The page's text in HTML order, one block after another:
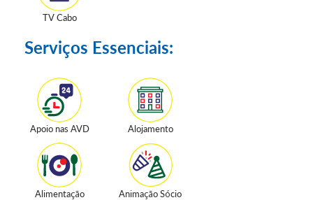
TV Cabo
Serviços Essenciais:
Apoio nas AVD Alojamento
Alimentação Animação Sócio